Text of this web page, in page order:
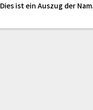
Dies ist ein Auszug der